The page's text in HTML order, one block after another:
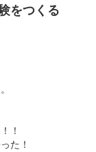
をつくる
！
た！